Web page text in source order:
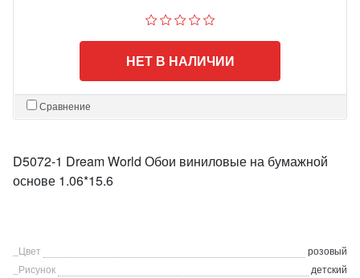
НЕТ В НАЛИЧИИ
Сравнение
D5072-1 Dream World Обои виниловые на бумажной
основе 1.06*15.6
_Цвет
розовый
_Рисунок
детский